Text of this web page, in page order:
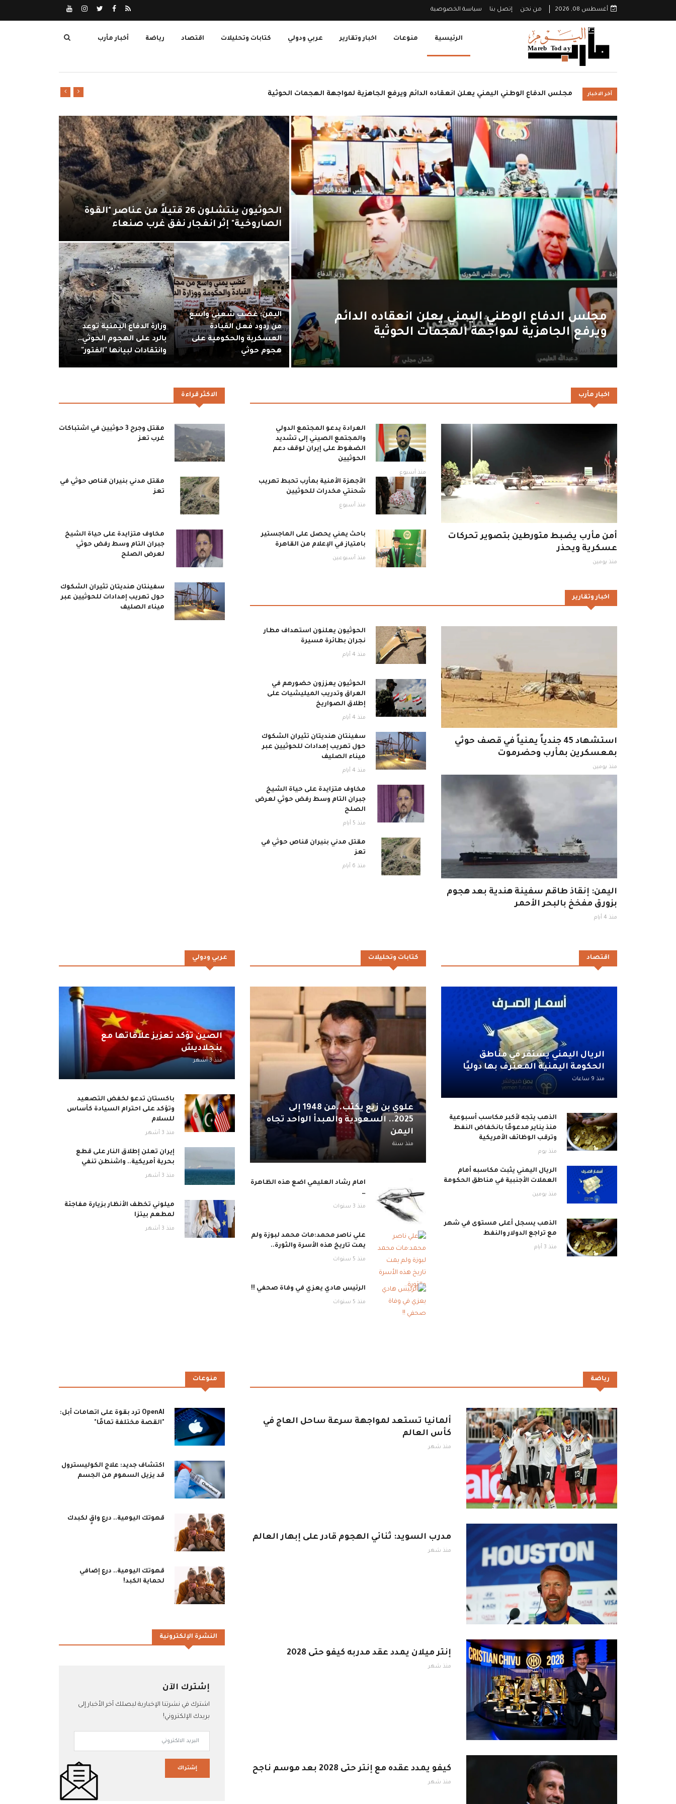
أغسطس 08, 2026 من نحن إتصل بنا سياسة الخصوصية
الرئيسية منوعات اخبار وتقارير عربي ودولي كتابات وتحليلات اقتصاد رياضة أخبار مأرب
آخر الاخبار الحوثيون ينتشلون 26 قتيلاً من عناصر "القوة الصاروخية" إثر انفجار نفق غرب صنعاء
مجلس الدفاع الوطني اليمني يعلن انعقاده الدائم
ويرفع الجاهزية لمواجهة الهجمات الحوثية
منذ 16 ساعة
الحوثيون ينتشلون 26 قتيلاً من عناصر "القوة
الصاروخية" إثر انفجار نفق غرب صنعاء
اليمن: غضب شعبي واسع
من ردود فعل القيادة
العسكرية والحكومية على
هجوم حوثي
وزارة الدفاع اليمنية توعد
بالرد على الهجوم الحوثي..
وانتقادات لبيانها "الفتور"
اخبار مأرب
أمن مأرب يضبط متورطين بتصوير تحركات
عسكرية ويحذر
منذ يومين
العرادة يدعو المجتمع الدولي
والمجتمع الصيني إلى تشديد
الضغوط على إيران لوقف دعم
الحوثيين
منذ أسبوع
الأجهزة الأمنية بمأرب تحبط تهريب
شحنتي مخدرات للحوثيين
منذ أسبوع
باحث يمني يحصل على الماجستير
بامتياز في الإعلام من القاهرة
منذ أسبوعين
اخبار وتقارير
استشهاد 45 جندياً يمنياً في قصف حوثي
بمعسكرين بمأرب وحضرموت
منذ يومين
اليمن: إنقاذ طاقم سفينة هندية بعد هجوم
بزورق مفخخ بالبحر الأحمر
منذ 4 أيام
الحوثيون يعلنون استهداف مطار
نجران بطائرة مسيرة
منذ 4 أيام
الحوثيون يعززون حضورهم في
العراق وتدريب الميليشيات على
إطلاق الصواريخ
منذ 4 أيام
سفينتان هنديتان تثيران الشكوك
حول تهريب إمدادات للحوثيين عبر
ميناء الصليف
منذ 4 أيام
مخاوف متزايدة على حياة الشيخ
جبران التام وسط رفض حوثي لعرض
الصلح
منذ 5 أيام
مقتل مدني بنيران قناص حوثي في
تعز
منذ 6 أيام
الاكثر قراءة
مقتل وجرح 3 حوثيين في اشتباكات
غرب تعز
مقتل مدني بنيران قناص حوثي في
تعز
مخاوف متزايدة على حياة الشيخ
جبران التام وسط رفض حوثي
لعرض الصلح
سفينتان هنديتان تثيران الشكوك
حول تهريب إمدادات للحوثيين عبر
ميناء الصليف
اقتصاد
الريال اليمني يستقر في مناطق
الحكومة اليمنية المعترف بها دوليًا
منذ 9 ساعات
الذهب يتجه لأكبر مكاسب أسبوعية
منذ يناير مدعومًا بانخفاض النفط
وترقب الوظائف الأمريكية
منذ يوم
الريال اليمني يثبت مكاسبه أمام
العملات الأجنبية في مناطق الحكومة
منذ يومين
الذهب يسجل أعلى مستوى في شهر
مع تراجع الدولار والنفط
منذ 3 أيام
كتابات وتحليلات
علوي بن زبع يكتب..من 1948 إلى
2025.. السعودية والمبدأ الواحد تجاه
اليمن
منذ سنة
امام رشاد العليمي اضع هذه الظاهرة
…
منذ 3 سنوات
علي ناصر محمد:مات محمد لبوزة ولم
يمت تاريخ هذه الأسرة والثورة..
منذ 5 سنوات
الرئيس هادي يعزي في وفاة صحفي !!
منذ 5 سنوات
عربي ودولي
الصين تؤكد تعزيز علاقاتها مع
بنجلاديش
منذ 3 أشهر
باكستان تدعو لخفض التصعيد
وتؤكد على احترام السيادة كأساس
للسلام
منذ 3 أشهر
إيران تعلن إطلاق النار على قطع
بحرية أمريكية.. واشنطن تنفي
منذ 3 أشهر
ميلوني تخطف الأنظار بزيارة مفاجئة
لمطعم بيتزا
منذ 3 أشهر
رياضة
ألمانيا تستعد لمواجهة سرعة ساحل العاج في
كأس العالم
منذ شهر
مدرب السويد: ثنائي الهجوم قادر على إبهار العالم
منذ شهر
إنتر ميلان يمدد عقد مدربه كيفو حتى 2028
منذ شهر
كيفو يمدد عقده مع إنتر حتى 2028 بعد موسم ناجح
منذ شهر
منوعات
OpenAI ترد بقوة على اتهامات أبل:
"القصة مختلفة تمامًا"
اكتشاف جديد: علاج الكوليسترول
قد يزيل السموم من الجسم
قهوتك اليومية.. درع واقٍ لكبدك
قهوتك اليومية.. درع إضافي
لحماية الكبد!
النشرة الإلكترونية
إشترك الآن
اشترك في نشرتنا الإخبارية ليصلك آخر الأخبار إلى
بريدك الإلكتروني!
إشتراك